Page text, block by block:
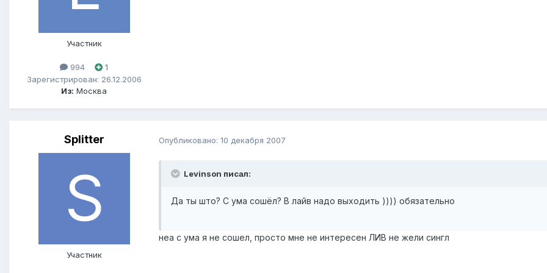
Участник
994
1
Зарегистрирован: 26.12.2006
Из: Москва
Splitter
Участник
Опубликовано: 10 декабря 2007
Levinson писал:
Да ты што? С ума сошёл? В лайв надо выходить )))) обязательно
неа с ума я не сошел, просто мне не интересен ЛИВ не жели сингл